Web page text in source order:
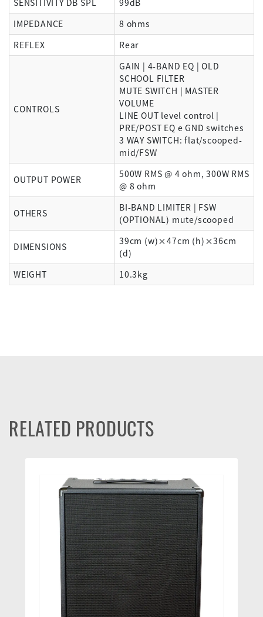
SENSITIVITY DB SPL
99dB
IMPEDANCE
8 ohms
REFLEX
Rear
CONTROLS
GAIN | 4-BAND EQ | OLD
SCHOOL FILTER
MUTE SWITCH | MASTER
VOLUME
LINE OUT level control |
PRE/POST EQ e GND switches
3 WAY SWITCH: flat/scooped-
mid/FSW
OUTPUT POWER
500W RMS @ 4 ohm, 300W RMS
@ 8 ohm
OTHERS
BI-BAND LIMITER | FSW
(OPTIONAL) mute/scooped
DIMENSIONS
39cm (w)×47cm (h)×36cm
(d)
WEIGHT
10.3kg
RELATED PRODUCTS